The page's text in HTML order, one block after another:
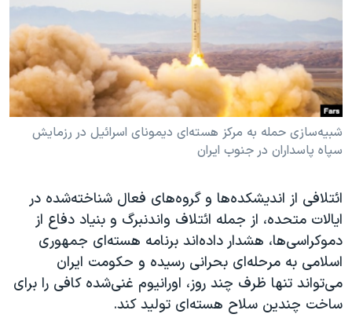
فرهنگ و زندگی
حقوق شهروندی
اقتصادی
علم و فناوری
اسرائیل در جنگ
گالری عکس
انتخابات ریاست جمهوری آمریکا ۲۰۲۴
حمله جمهوری اسلامی به اسرائیل
رمز مهسا
ورزش زنان در ایران
اعتراضات زن، زندگی، آزادی
تریبونال مردمی آبان ۹۸
دادگاه حمید نوری
چهل سال گروگان‌گیری
قانون شفافیت دارائی کادر رهبری ایران
دنبال کنید
زبانهای مختلف
شبیه‌سازی حمله به مرکز هسته‌ای دیمونای اسرائیل در رزمایش
سپاه پاسداران در جنوب ایران
ائتلافی از اندیشکده‌ها و گروه‌های فعال شناخته‌شده در
ایالات متحده، از جمله ائتلاف واندنبرگ و بنیاد دفاع از
دموکراسی‌ها، هشدار داده‌اند برنامه هسته‌ای جمهوری
اسلامی به مرحله‌ای بحرانی رسیده و حکومت ایران
می‌تواند تنها ظرف چند روز، اورانیوم غنی‌شده کافی را برای
ساخت چندین سلاح هسته‌ای تولید کند.